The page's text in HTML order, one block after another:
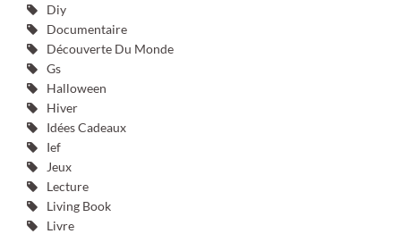
Diy
Documentaire
Découverte Du Monde
Gs
Halloween
Hiver
Idées Cadeaux
Ief
Jeux
Lecture
Living Book
Livre